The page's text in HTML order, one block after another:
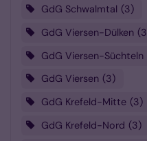
GdG Schwalmtal 3
GdG Viersen-Dülken 3
GdG Viersen-Süchteln
GdG Viersen
3
GdG Krefeld-Mitte 3
GdG Krefeld-Nord 3